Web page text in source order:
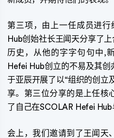
第三项，由上一任成员进行
Hub创始社长王闻天分享了
历史，从他的字字句句中,
Hefei Hub创立的不易及其
于亚辰开展了以“组织的创立
享。第三位分享的是上任核
了自己在SCOLAR Hefei
会上，我们邀请到了王闻天